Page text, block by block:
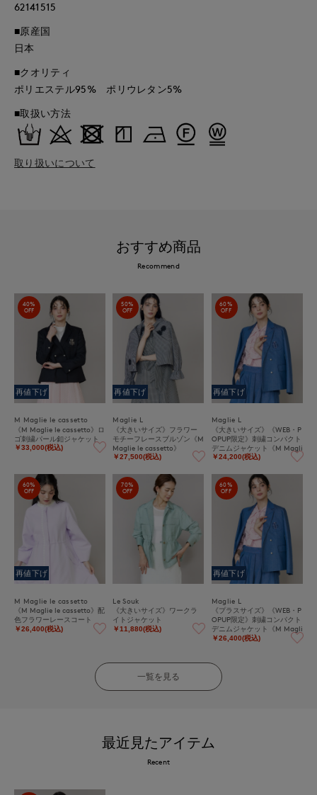
62141515
■原産国
日本
■クオリティ
ポリエステル95% ポリウレタン5%
■取扱い方法
取り扱いについて
おすすめ商品
Recommend
40%
OFF
再値下げ
M Maglie le cassetto
《M Maglie le cassetto》ロ
ゴ刺繍パール釦ジャケット
￥33,000(税込)
50%
OFF
再値下げ
Maglie L
《大きいサイズ》フラワー
モチーフレースブルゾン《M
Maglie le cassetto》
￥27,500(税込)
60%
OFF
再値下げ
Maglie L
《大きいサイズ》《WEB・P
OPUP限定》刺繍コンパクト
デニムジャケット《M Magli
e le cassetto》
￥24,200(税込)
60%
OFF
再値下げ
M Maglie le cassetto
《M Maglie le cassetto》配
色フラワーレースコート
￥26,400(税込)
70%
OFF
Le Souk
《大きいサイズ》ワークラ
イトジャケット
￥11,880(税込)
60%
OFF
再値下げ
Maglie L
《プラスサイズ》《WEB・P
OPUP限定》刺繍コンパクト
デニムジャケット《M Magli
e le cassetto》
￥26,400(税込)
一覧を見る
最近見たアイテム
Recent